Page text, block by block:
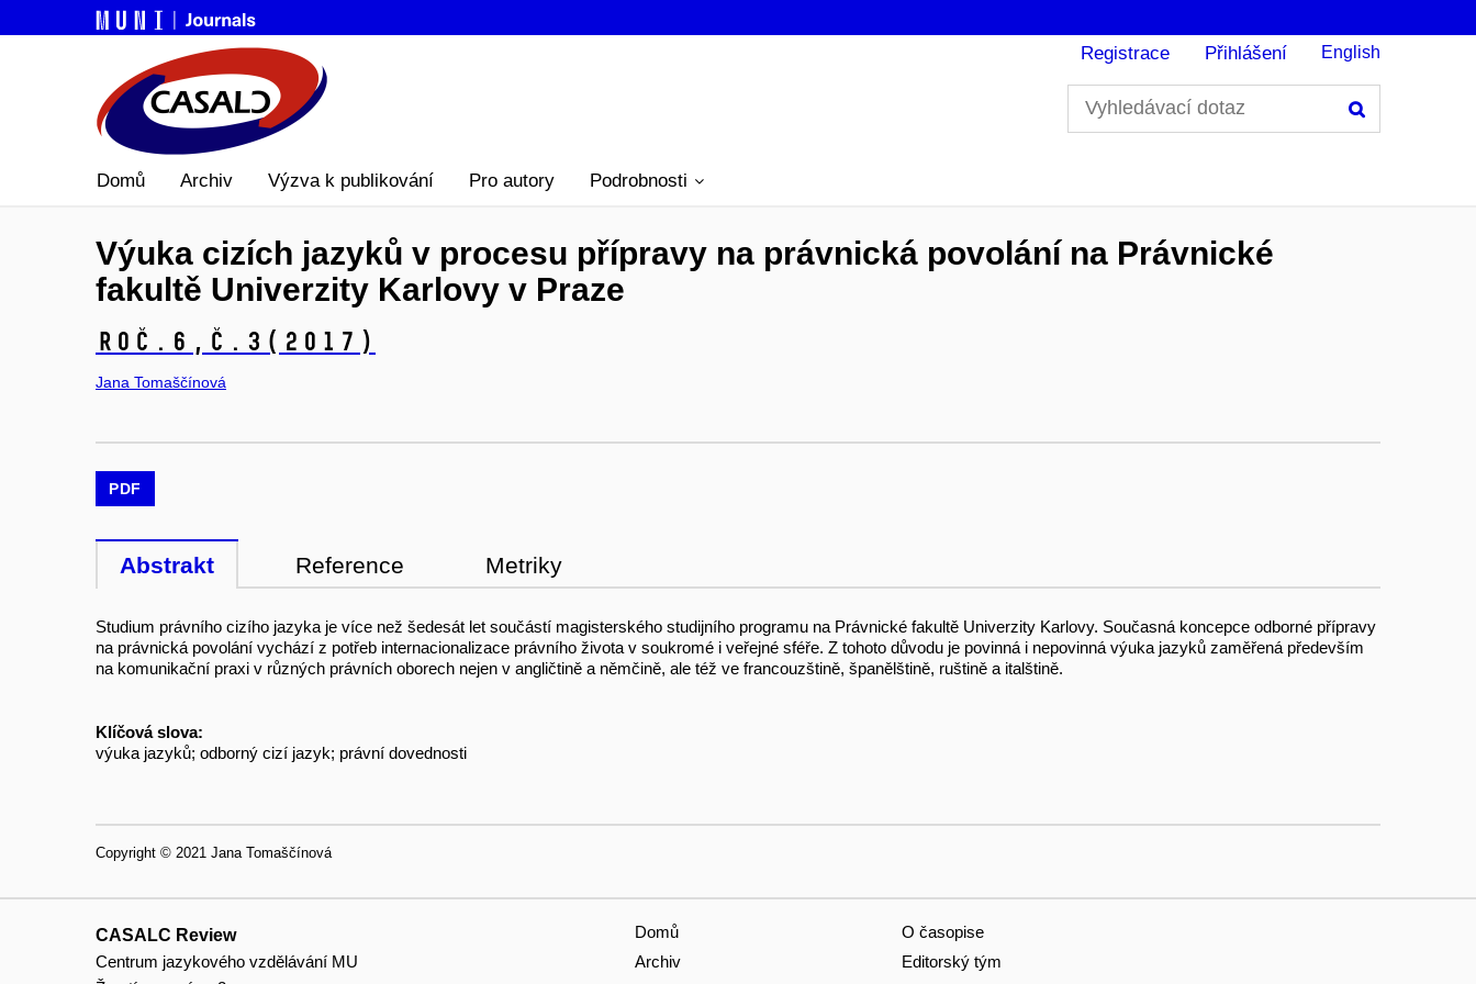
Registrace Přihlášení English
Domů Archiv Výzva k publikování Pro autory Podrobnosti
Výuka cizích jazyků v procesu přípravy na právnická povolání na Právnické
fakultě Univerzity Karlovy v Praze
Roč.6, č.3 (2017)
Jana Tomaščínová
PDF
Abstrakt Reference Metriky
Studium právního cizího jazyka je více než šedesát let součástí magisterského studijního programu na Právnické fakultě Univerzity Karlovy. Současná koncepce odborné přípravy
na právnická povolání vychází z potřeb internacionalizace právního života v soukromé i veřejné sféře. Z tohoto důvodu je povinná i nepovinná výuka jazyků zaměřená především
na komunikační praxi v různých právních oborech nejen v angličtině a němčině, ale též ve francouzštině, španělštině, ruštině a italštině.
Klíčová slova:
výuka jazyků; odborný cizí jazyk; právní dovednosti
Copyright © 2021 Jana Tomaščínová
CASALC Review
Centrum jazykového vzdělávání MU
Domů
Archiv
O časopise
Editorský tým